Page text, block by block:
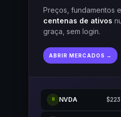
Preços, fundamentos
centenas de ativos
graça, sem login.
ABRIR MERCADOS →
N NVDA